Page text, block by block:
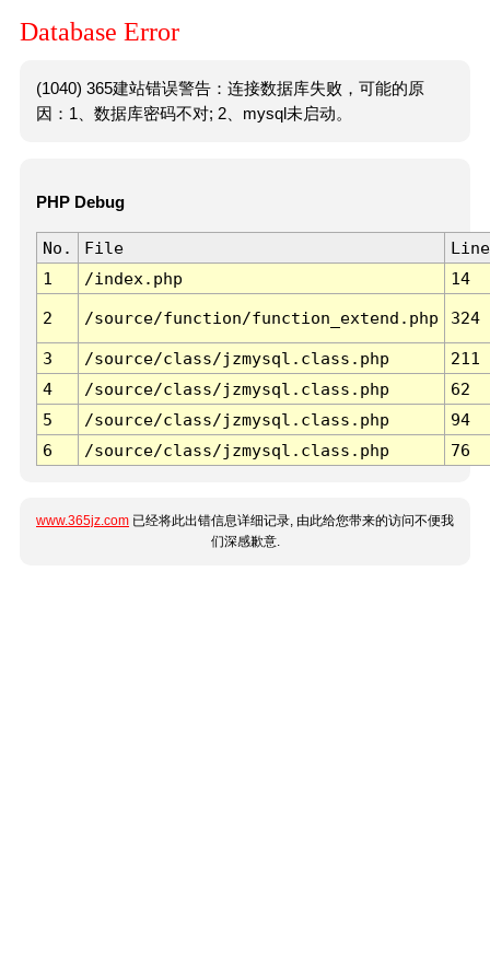
Database Error
(1040) 365建站错误警告：连接数据库失败，可能的原
因：1、数据库密码不对; 2、mysql未启动。
PHP Debug
No. File
Line
1
/index.php 14
2 /source/function/function_extend.php 324
3 /source/class/jzmysql.class.php
211
4
/source/class/jzmysql.class.php
62
5
/source/class/jzmysql.class.php
94
6
/source/class/jzmysql.class.php 76
www.365jz.com 已经将此出错信息详细记录, 由此给您带来的访问不便我
们深感歉意.